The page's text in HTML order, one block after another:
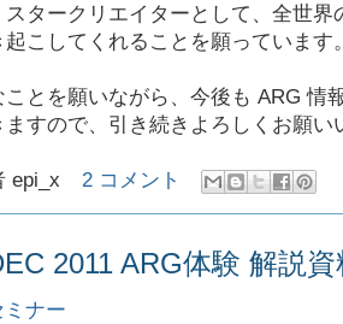
スタークリエイターとして、全世
起こしてくれることを願っています
ことを願いながら、今後も ARG 情
ますので、引き続きよろしくお願い
epi_x 2 コメント
2011 ARG体験 解説
ミナー